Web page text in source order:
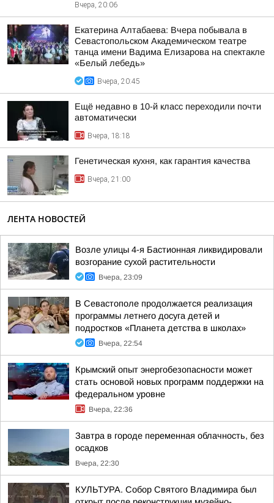
Вчера, 20:06
Екатерина Алтабаева: Вчера побывала в
Севастопольском Академическом театре
танца имени Вадима Елизарова на спектакле
«Белый лебедь»
Вчера, 20:45
Ещё недавно в 10-й класс переходили почти
автоматически
Вчера, 18:18
Генетическая кухня, как гарантия качества
Вчера, 21:00
ЛЕНТА НОВОСТЕЙ
Возле улицы 4-я Бастионная ликвидировали
возгорание сухой растительности
Вчера, 23:09
В Севастополе продолжается реализация
программы летнего досуга детей и
подростков «Планета детства в школах»
Вчера, 22:54
Крымский опыт энергобезопасности может
стать основой новых программ поддержки на
федеральном уровне
Вчера, 22:36
Завтра в городе переменная облачность, без
осадков
Вчера, 22:30
КУЛЬТУРА. Собор Святого Владимира был